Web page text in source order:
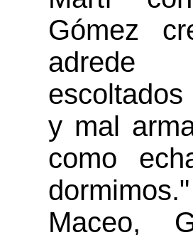
Gómez
adrede
y mal
como
Maceo,